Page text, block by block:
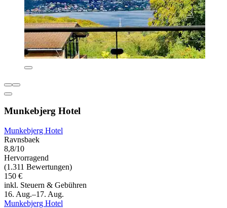
Munkebjerg Hotel
Munkebjerg Hotel
Ravnsbaek
8,8/10
Hervorragend
(1.311 Bewertungen)
150 €
inkl. Steuern & Gebühren
16. Aug.–17. Aug.
Munkebjerg Hotel